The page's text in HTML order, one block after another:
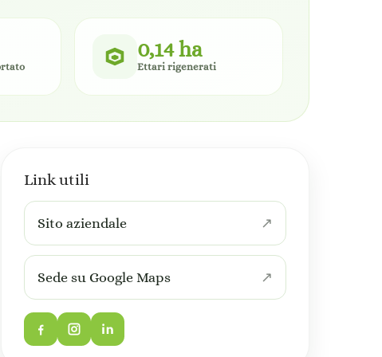
0,14 ha
Ettari rigenerati
Link utili
Sito aziendale
Sede su Google Maps